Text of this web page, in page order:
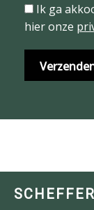
Ik ga
hier onze